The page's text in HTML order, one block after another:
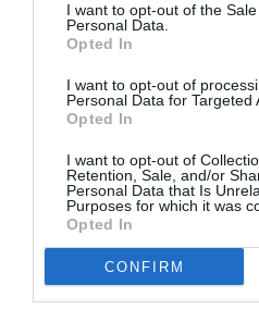
I want to opt-out of the
Personal Data.
Opted In
I want to opt-out of
Personal Data for Targeted
Opted In
I want to opt-out of
Retention, Sale, and/or
Personal Data that Is
Purposes for which it was
Opted In
CONFIRM
LIRE